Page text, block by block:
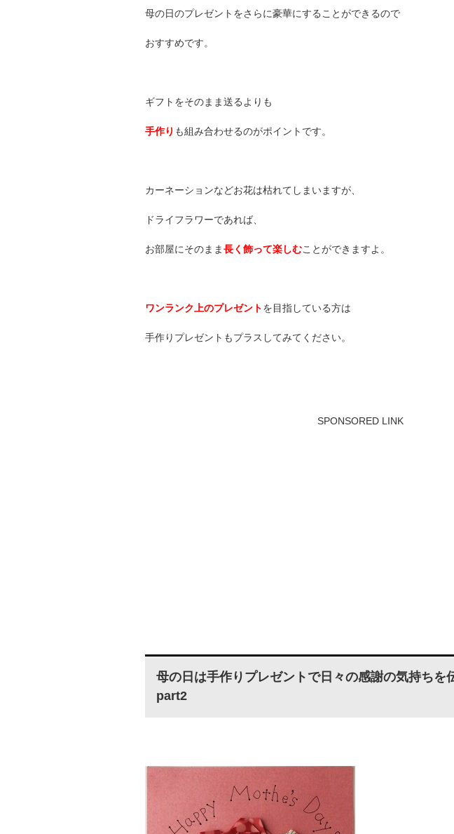
母の日のプレゼントをさらに豪華にすることができるので
おすすめです。
ギフトをそのまま送るよりも
手作り も組み合わせるのがポイントです。
カーネーションなどお花は枯れてしまいますが、
ドライフラワーであれば、
お部屋にそのまま長く飾って楽しむことができますよ。
ワンランク上のプレゼントを目指している方は
手作りプレゼントもプラスしてみてください。
SPONSORED LINK
母の日は手作りプレゼントで日々の感謝の気持ちを
part2